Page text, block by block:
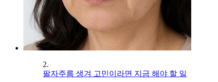
2.
팔자주름 생겨 고민이라면 지금 해야 할 일